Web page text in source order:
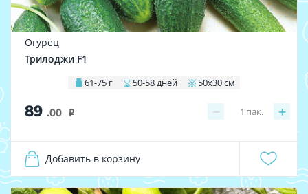
Огурец
Трилоджи F1
61-75 г 50-58 дней 50х30 см
89 .00 i − +
1 пак.
Добавить в корзину